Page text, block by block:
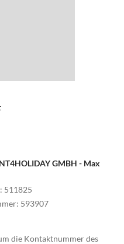
GMBH - Max
: 511825
: 593907
die Kontaktnummer des